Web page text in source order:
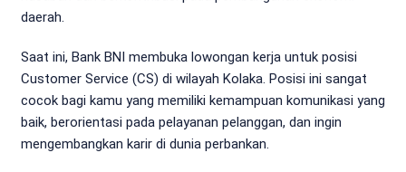
daerah.
Saat ini, Bank BNI membuka lowongan kerja untuk posisi
Customer Service (CS) di wilayah Kolaka. Posisi ini sangat
cocok bagi kamu yang memiliki kemampuan komunikasi yang
baik, berorientasi pada pelayanan pelanggan, dan ingin
mengembangkan karir di dunia perbankan.